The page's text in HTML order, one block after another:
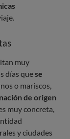
muy
días quese
o mariscos,
de origen
muy concreta,
y ciudades